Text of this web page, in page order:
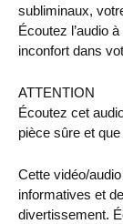
subliminaux,
Écoutez l’audio
inconfort dans
ATTENTION
Écoutez cet
pièce sûre et
Cette vidéo/
informatives et de
divertissement.